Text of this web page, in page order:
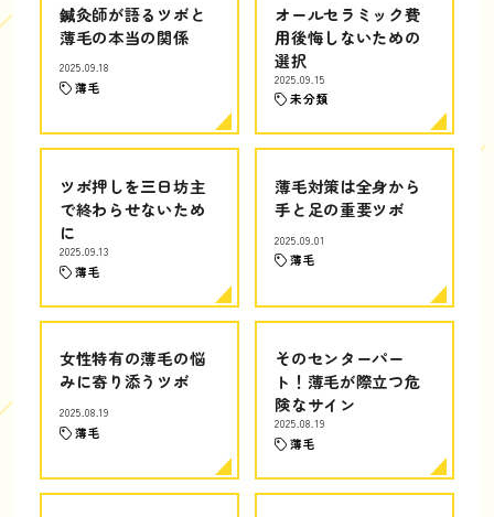
鍼灸師が語るツボと
薄毛の本当の関係
2025.09.18
薄毛
オールセラミック費
用後悔しないための
選択
2025.09.15
未分類
ツボ押しを三日坊主
で終わらせないため
に
2025.09.13
薄毛
薄毛対策は全身から
手と足の重要ツボ
2025.09.01
薄毛
女性特有の薄毛の悩
みに寄り添うツボ
2025.08.19
薄毛
そのセンターパー
ト！薄毛が際立つ危
険なサイン
2025.08.19
薄毛